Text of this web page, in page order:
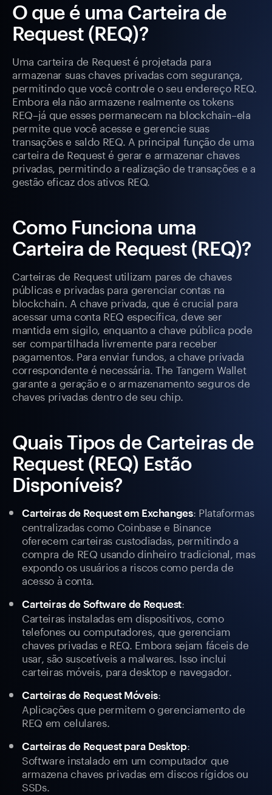
O que é uma Carteira de
Request (REQ)?
Uma carteira de Request é projetada para
armazenar suas chaves privadas com segurança,
permitindo que você controle o seu endereço REQ.
Embora ela não armazene realmente os tokens
REQ–já que esses permanecem na blockchain–ela
permite que você acesse e gerencie suas
transações e saldo REQ. A principal função de uma
carteira de Request é gerar e armazenar chaves
privadas, permitindo a realização de transações e a
gestão eficaz dos ativos REQ.
Como Funciona uma
Carteira de Request (REQ)?
Carteiras de Request utilizam pares de chaves
públicas e privadas para gerenciar contas na
blockchain. A chave privada, que é crucial para
acessar uma conta REQ específica, deve ser
mantida em sigilo, enquanto a chave pública pode
ser compartilhada livremente para receber
pagamentos. Para enviar fundos, a chave privada
correspondente é necessária. The Tangem Wallet
garante a geração e o armazenamento seguros de
chaves privadas dentro de seu chip.
Quais Tipos de Carteiras de
Request (REQ) Estão
Disponíveis?
Carteiras de Request em Exchanges: Plataformas
centralizadas como Coinbase e Binance
oferecem carteiras custodiadas, permitindo a
compra de REQ usando dinheiro tradicional, mas
expondo os usuários a riscos como perda de
acesso à conta.
Carteiras de Software de Request:
Carteiras instaladas em dispositivos, como
telefones ou computadores, que gerenciam
chaves privadas e REQ. Embora sejam fáceis de
usar, são suscetíveis a malwares. Isso inclui
carteiras móveis, para desktop e navegador.
Carteiras de Request Móveis:
Aplicações que permitem o gerenciamento de
REQ em celulares.
Carteiras de Request para Desktop:
Software instalado em um computador que
armazena chaves privadas em discos rígidos ou
SSDs.